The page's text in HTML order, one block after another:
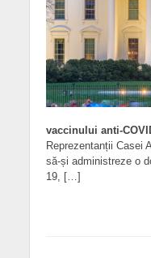
vaccinului anti-
Reprezentanții Casei
să-și administreze o
19, […]